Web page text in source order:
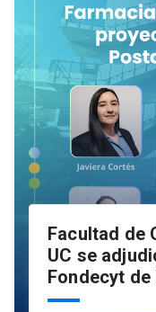
Facultad de
UC se
Fondecyt